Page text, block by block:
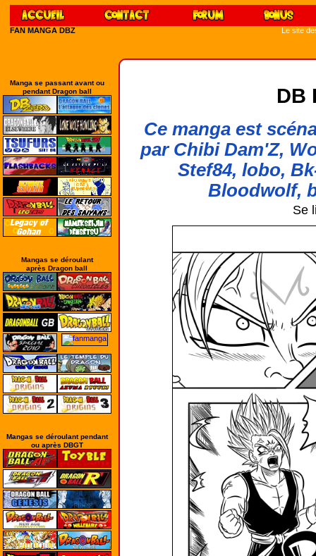
FAN MANGA DBZ Le site
Manga se passant avant ou
pendant Dragon ball
Mangas se déroulant
après Dragon ball
Mangas se déroulant pendant
ou après DBGT
DB
Ce manga est
par Chibi Dam'Z,
Stef84, lobo,
Bloodwolf,
Se